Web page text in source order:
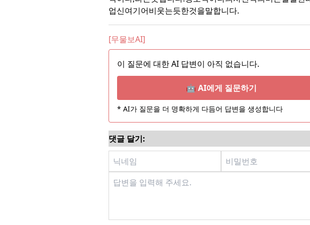
업신여기어비웃는듯한것을말합니다.
[무물보AI]
이 질문에 대한 AI 답변이 아직 없습니다.
🤖 AI에게 질문하기
* AI가 질문을 더 명확하게 다듬어 답변을 생성합니다
댓글 달기: